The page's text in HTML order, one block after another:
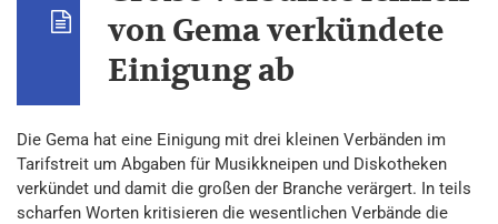
von Gema verkündete
Einigung ab
Die Gema hat eine Einigung mit drei kleinen Verbänden im
Tarifstreit um Abgaben für Musikkneipen und Diskotheken
verkündet und damit die großen der Branche verärgert. In teils
scharfen Worten kritisieren die wesentlichen Verbände die